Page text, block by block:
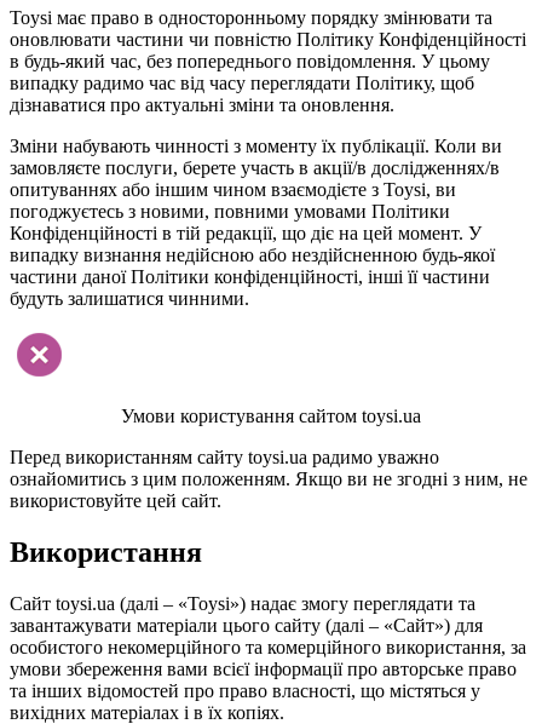
Toysi має право в односторонньому порядку змінювати та
оновлювати частини чи повністю Політику Конфіденційності
в будь-який час, без попереднього повідомлення. У цьому
випадку радимо час від часу переглядати Політику, щоб
дізнаватися про актуальні зміни та оновлення.
Зміни набувають чинності з моменту їх публікації. Коли ви
замовляєте послуги, берете участь в акції/в дослідженнях/в
опитуваннях або іншим чином взаємодієте з Toysi, ви
погоджуєтесь з новими, повними умовами Політики
Конфіденційності в тій редакції, що діє на цей момент. У
випадку визнання недійсною або нездійсненною будь-якої
частини даної Політики конфіденційності, інші її частини
будуть залишатися чинними.
Умови користування сайтом toysi.ua
Перед використанням сайту toysi.ua радимо уважно
ознайомитись з цим положенням. Якщо ви не згодні з ним, не
використовуйте цей сайт.
Використання
Сайт toysi.ua (далі – «Toysi») надає змогу переглядати та
завантажувати матеріали цього сайту (далі – «Сайт») для
особистого некомерційного та комерційного використання, за
умови збереження вами всієї інформації про авторське право
та інших відомостей про право власності, що містяться у
вихідних матеріалах і в їх копіях.